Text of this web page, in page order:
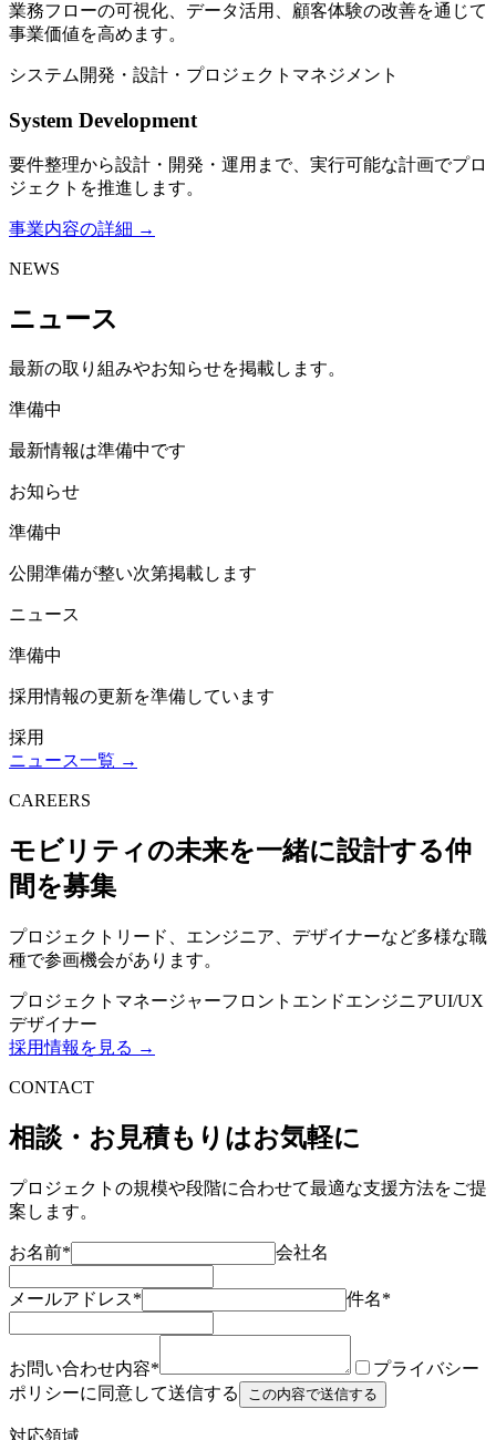
業務フローの可視化、データ活用、顧客体験の改善を通じて
事業価値を高めます。
システム開発・設計・プロジェクトマネジメント
System Development
要件整理から設計・開発・運用まで、実行可能な計画でプロ
ジェクトを推進します。
事業内容の詳細 →
NEWS
ニュース
最新の取り組みやお知らせを掲載します。
準備中
最新情報は準備中です
お知らせ
準備中
公開準備が整い次第掲載します
ニュース
準備中
採用情報の更新を準備しています
採用
ニュース一覧 →
CAREERS
モビリティの未来を一緒に設計する仲
間を募集
プロジェクトリード、エンジニア、デザイナーなど多様な職
種で参画機会があります。
プロジェクトマネージャーフロントエンドエンジニアUI/UX
デザイナー
採用情報を見る →
CONTACT
相談・お見積もりはお気軽に
プロジェクトの規模や段階に合わせて最適な支援方法をご提
案します。
お名前* 会社名
メールアドレス* 件名*
お問い合わせ内容*
プライバシー
ポリシーに同意して送信する
この内容で送信する
対応領域